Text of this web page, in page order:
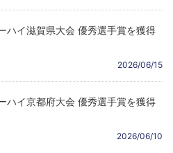
ハイ滋賀県大会 優秀選手賞を獲得
2026/06/15
ハイ京都府大会 優秀選手賞を獲得
2026/06/10